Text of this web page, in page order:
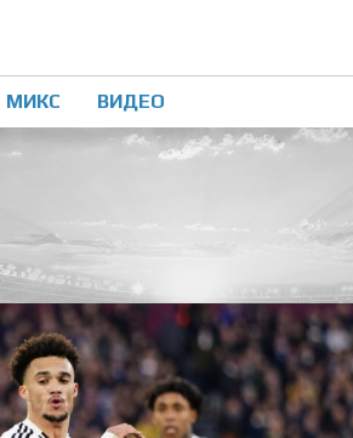
МИКС ВИДЕО